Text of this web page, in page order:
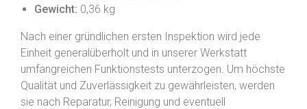
Gewicht: 0,36 kg
Nach einer gründlichen ersten Inspektion wird jede
Einheit generalüberholt und in unserer Werkstatt
umfangreichen Funktionstests unterzogen. Um höchste
Qualität und Zuverlässigkeit zu gewährleisten, werden
sie nach Reparatur, Reinigung und eventuell